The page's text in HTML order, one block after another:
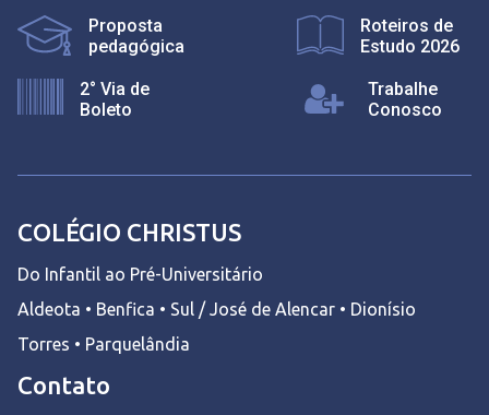
Proposta
pedagógica
Roteiros de
Estudo 2026
2° Via de
Boleto
Trabalhe
Conosco
COLÉGIO CHRISTUS
Do Infantil ao Pré-Universitário
Aldeota • Benfica • Sul / José de Alencar • Dionísio
Torres • Parquelândia
Contato